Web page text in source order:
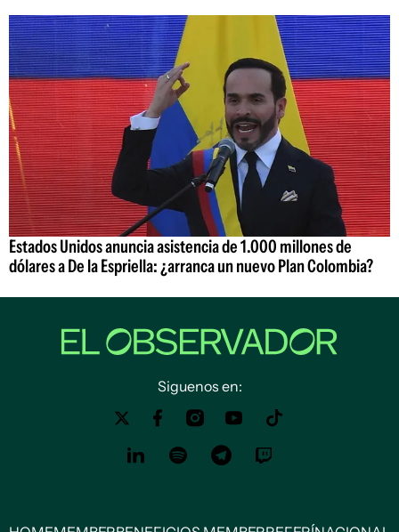
Estados Unidos anuncia asistencia de 1.000 millones de
dólares a De la Espriella: ¿arranca un nuevo Plan Colombia?
Siguenos en: